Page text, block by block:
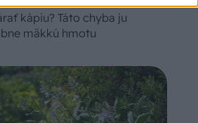
kápiu? Táto chyba ju
mäkkú hmotu